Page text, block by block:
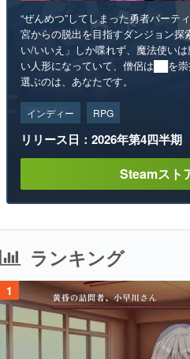
“ぜんめつ”してしまった勇者パーテ
宮からの脱出を目指すダンジョン
い/いいえ」しか喋れず、魔法使い
い人形になっていて、僧侶は██を
選ぶのは、あなたです。
インディー RPG
リリース日：2026年第4四半期
Steamスト
ランキング
1